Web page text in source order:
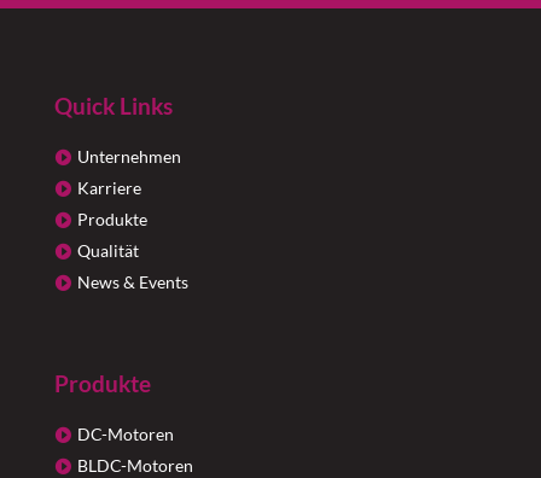
Quick Links
Unternehmen
Karriere
Produkte
Qualität
News & Events
Produkte
DC-Motoren
BLDC-Motoren